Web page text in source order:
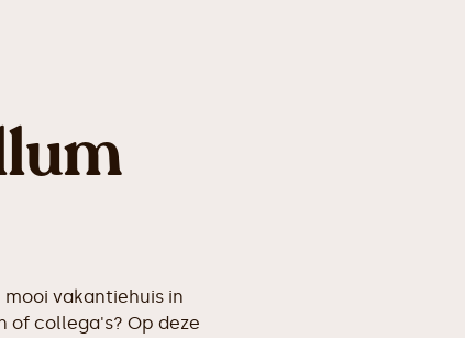
vakantiehuis in
of collega's? Op deze